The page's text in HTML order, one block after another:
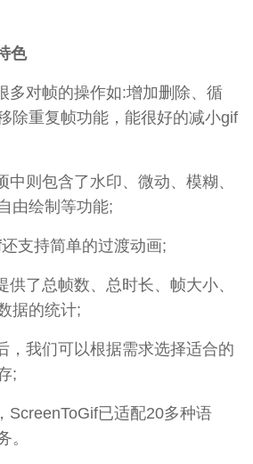
色
对帧的操作如:增加删除、循
除重复帧功能，能很好的减小gif
则包含了水印、微动、模糊、
由绘制等功能;
持简单的过渡动画;
了总帧数、总时长、帧大小、
据的统计;
我们可以根据需求选择适合的
;
已适配20多种语
。